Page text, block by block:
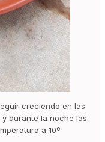
creciendo en las
durante la noche las
a 10º